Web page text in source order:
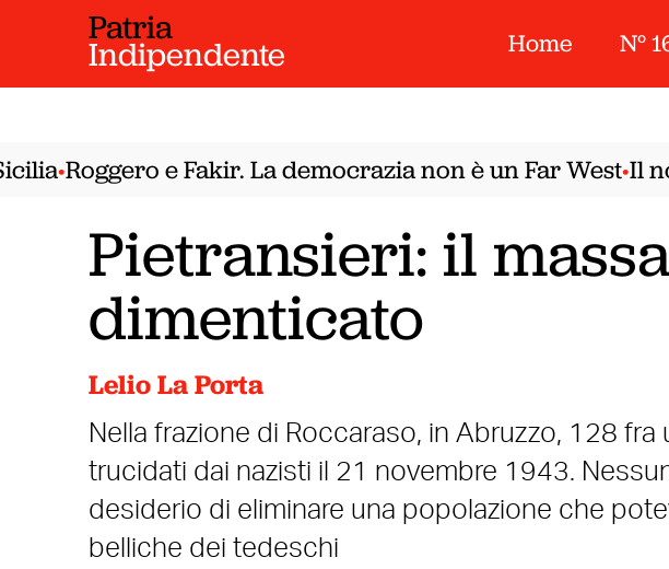
Patria
Indipendente Home N°
•Roggero e Fakir. La democrazia non è un Far West•Il
Pietransieri: il
dimenticato
Lelio La Porta
Nella frazione di Roccaraso, in Abruzzo, 128
trucidati dai nazisti il 21 novembre 1943.
desiderio di eliminare una popolazione che
belliche dei tedeschi